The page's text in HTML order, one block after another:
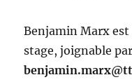
Benjamin Marx
stage, joignable